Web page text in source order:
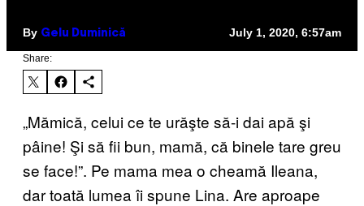
By Gelu Duminică July 1, 2020, 6:57am
Share:
„Mămică, celui ce te urăşte să-i dai apă şi
pâine! Şi să fii bun, mamă, că binele tare greu
se face!”. Pe mama mea o cheamă Ileana,
dar toată lumea îi spune Lina. Are aproape